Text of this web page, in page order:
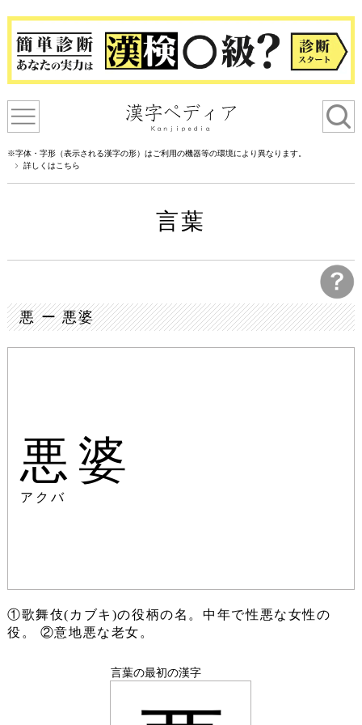
※字体・字形（表示される漢字の形）はご利用の機器等の環境により異なります。
詳しくはこちら
言葉
悪 ー 悪婆
悪婆
アクバ
①歌舞伎(カブキ)の役柄の名。中年で性悪な女性の
役。 ②意地悪な老女。
言葉の最初の漢字